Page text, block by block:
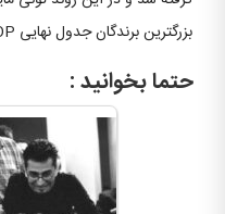
بزرگترین برندگان جدول نهایی WSOP شد.
حتما بخوانید :